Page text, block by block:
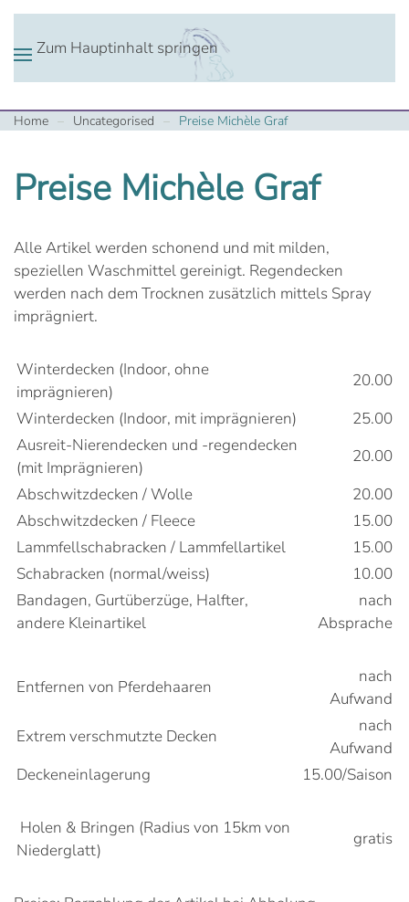
Zum Hauptinhalt springen
Home Uncategorised Preise Michèle Graf
Preise Michèle Graf
Alle Artikel werden schonend und mit milden,
speziellen Waschmittel gereinigt. Regendecken
werden nach dem Trocknen zusätzlich mittels Spray
imprägniert.
Winterdecken (Indoor, ohne
imprägnieren)
20.00
Winterdecken (Indoor, mit imprägnieren)
25.00
Ausreit-Nierendecken und -regendecken
(mit Imprägnieren)
20.00
Abschwitzdecken / Wolle
20.00
Abschwitzdecken / Fleece
15.00
Lammfellschabracken / Lammfellartikel
15.00
Schabracken (normal/weiss)
10.00
Bandagen, Gurtüberzüge, Halfter,
andere Kleinartikel
nach
Absprache
Entfernen von Pferdehaaren
nach
Aufwand
Extrem verschmutzte Decken
nach
Aufwand
Deckeneinlagerung
15.00/Saison
Holen & Bringen (Radius von 15km von
Niederglatt)
gratis